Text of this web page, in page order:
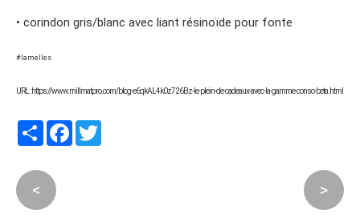
• corindon gris/blanc avec liant résinoïde pour fonte
#lamelles
URL : https://www.millmatpro.com/blog-e6qkAL4k0z726Bz-le-plein-de-cadeaux-avec-la-gamme-conso-beta.html
PartagerFacebook
< >